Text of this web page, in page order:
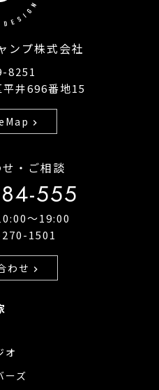
ンプ株式会社
8251
井696番地15
chevron_right
・ご相談
555
〜19:00
1501
わせ chevron_right
オ
ーズ